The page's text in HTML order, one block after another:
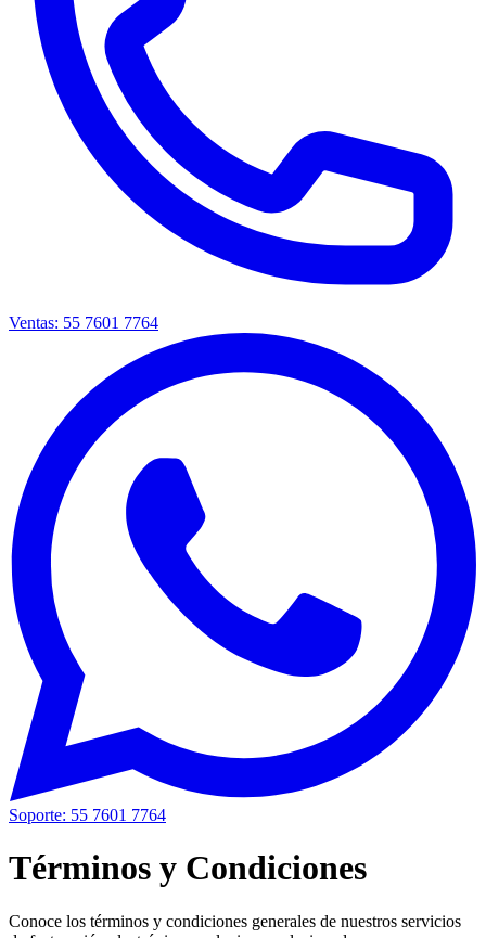
Ventas: 55 7601 7764
Soporte: 55 7601 7764
Términos y Condiciones
Conoce los términos y condiciones generales de nuestros servicios